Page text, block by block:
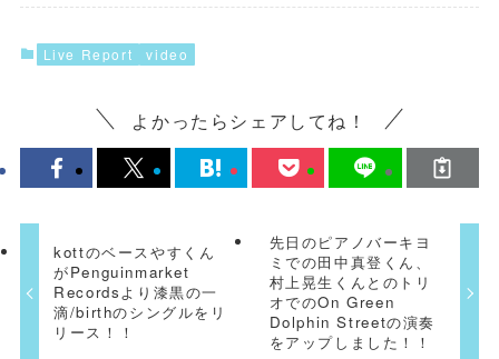
Live Report video
よかったらシェアしてね！
kottのベースやすくん
がPenguinmarket
Recordsより漆黒の一
滴/birthのシングルをリ
リース！！
先日のピアノバーキヨ
ミでの田中真登くん、
村上晃生くんとのトリ
オでのOn Green
Dolphin Streetの演奏
をアップしました！！